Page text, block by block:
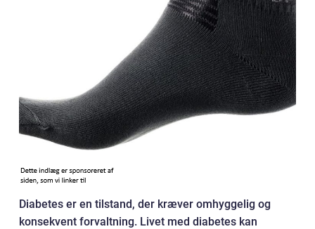
Diabetes er en tilstand, der kræver omhyggelig og
konsekvent forvaltning. Livet med diabetes kan